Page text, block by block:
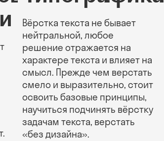
Вёрстка текста не бывает
нейтральной, любое
решение отражается на
характере текста и влияет на
смысл. Прежде чем верстать
смело и выразительно, стоит
освоить базовые принципы,
научиться подчинять вёрстку
задачам текста, верстать
«без дизайна».